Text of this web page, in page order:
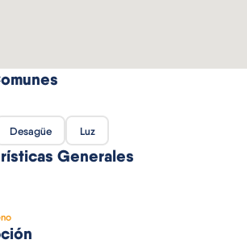
Desagüe Luz
Generales